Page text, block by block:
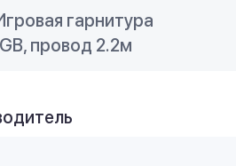
гарнитура
провод 2.2м